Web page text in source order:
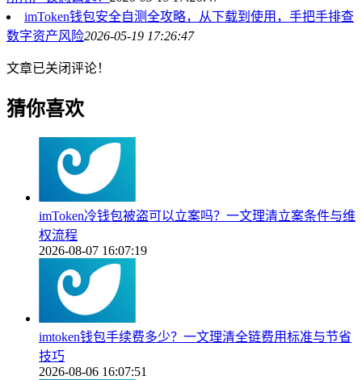
imToken钱包安全自测全攻略，从下载到使用，手把手排查
数字资产风险2026-05-19 17:26:47
文章已关闭评论！
猜你喜欢
imToken冷钱包被盗可以立案吗？一文理清立案条件与维
权流程
2026-08-07 16:07:19
imtoken钱包手续费多少？一文理清全链费用标准与节省
技巧
2026-08-06 16:07:51